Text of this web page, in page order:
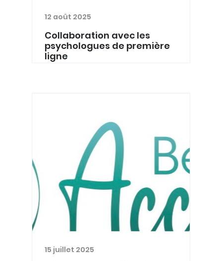
12 août 2025
Collaboration avec les
psychologues de première
ligne
collaboration avec les psychologues
de première ligne, notamment dans
15 juillet 2025